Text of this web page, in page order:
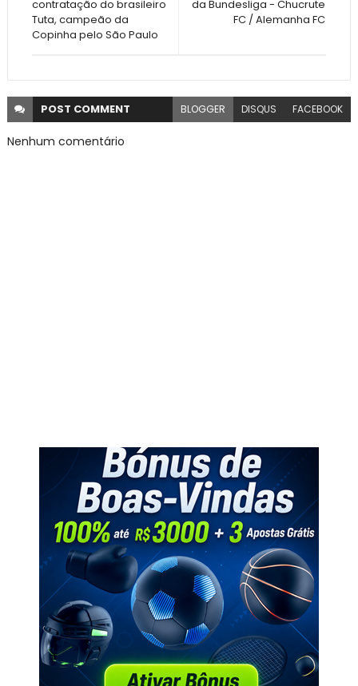
da Bundesliga - Chucrute
FC / Alemanha FC
contratação do brasileiro
Tuta, campeão da
Copinha pelo São Paulo
POST COMMENT BLOGGER DISQUS FACEBOOK
Nenhum comentário